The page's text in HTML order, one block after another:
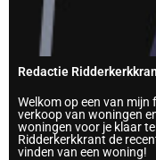
Redactie
Welkom op een van
verkoop van woningen
woningen voor je klaar
Ridderkerkkrant de
vinden van een woning!